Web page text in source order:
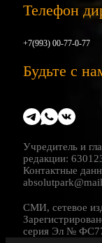
Телефон
+7(993) 00-77-0-77
Будьте с
Учредитель и
редакции:
Контактные
СМИ, сетевое
серия Эл №